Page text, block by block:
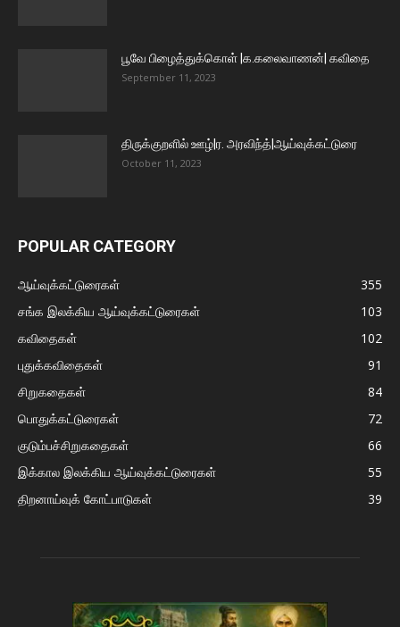
பூவே பிழைத்துக்கொள் |க.கலைவாணன்| கவிதை
September 11, 2023
திருக்குறளில் ஊழ்|ர. அரவிந்த்|ஆய்வுக்கட்டுரை
October 11, 2023
POPULAR CATEGORY
ஆய்வுக்கட்டுரைகள்
355
சங்க இலக்கிய ஆய்வுக்கட்டுரைகள்
103
கவிதைகள்
102
புதுக்கவிதைகள்
91
சிறுகதைகள்
84
பொதுக்கட்டுரைகள்
72
குடும்பச்சிறுகதைகள்
66
இக்கால இலக்கிய ஆய்வுக்கட்டுரைகள்
55
திறனாய்வுக் கோட்பாடுகள்
39